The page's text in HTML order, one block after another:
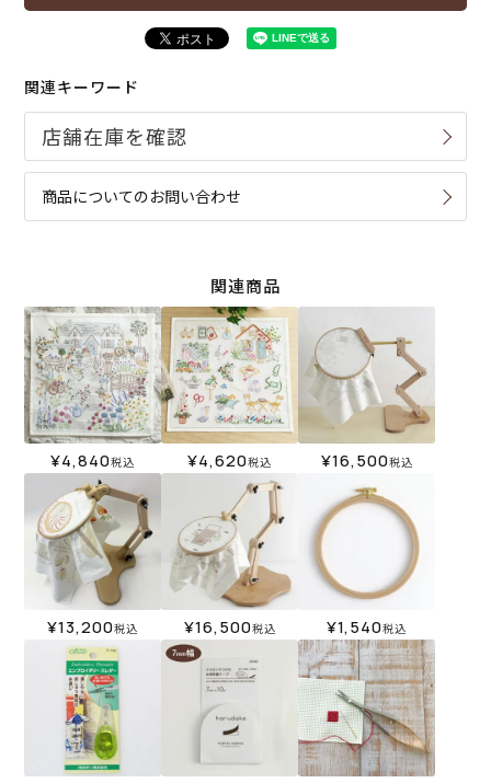
関連キーワード
商品についてのお問い合わせ
関連商品
¥4,840税込 ¥4,620税込 ¥16,500税込
¥13,200税込 ¥16,500税込 ¥1,540税込